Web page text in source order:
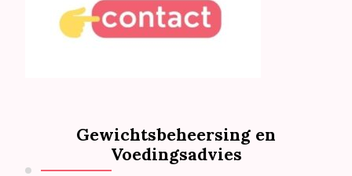
Gewichtsbeheersing en
Voedingsadvies